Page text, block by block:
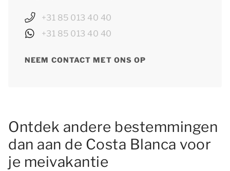
+31 85 013 40 40
+31 85 013 40 40
NEEM CONTACT MET ONS OP
Ontdek andere bestemmingen
dan aan de Costa Blanca voor
je meivakantie